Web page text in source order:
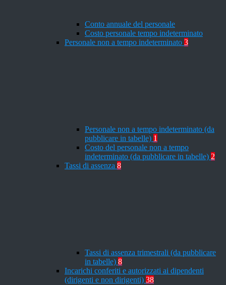
Conto annuale del personale
Costo personale tempo indeterminato
Personale non a tempo indeterminato 3
Personale non a tempo indeterminato (da
pubblicare in tabelle) 1
Costo del personale non a tempo
indeterminato (da pubblicare in tabelle) 2
Tassi di assenza 8
Tassi di assenza trimestrali (da pubblicare
in tabelle) 8
Incarichi conferiti e autorizzati ai dipendenti
(dirigenti e non dirigenti) 38